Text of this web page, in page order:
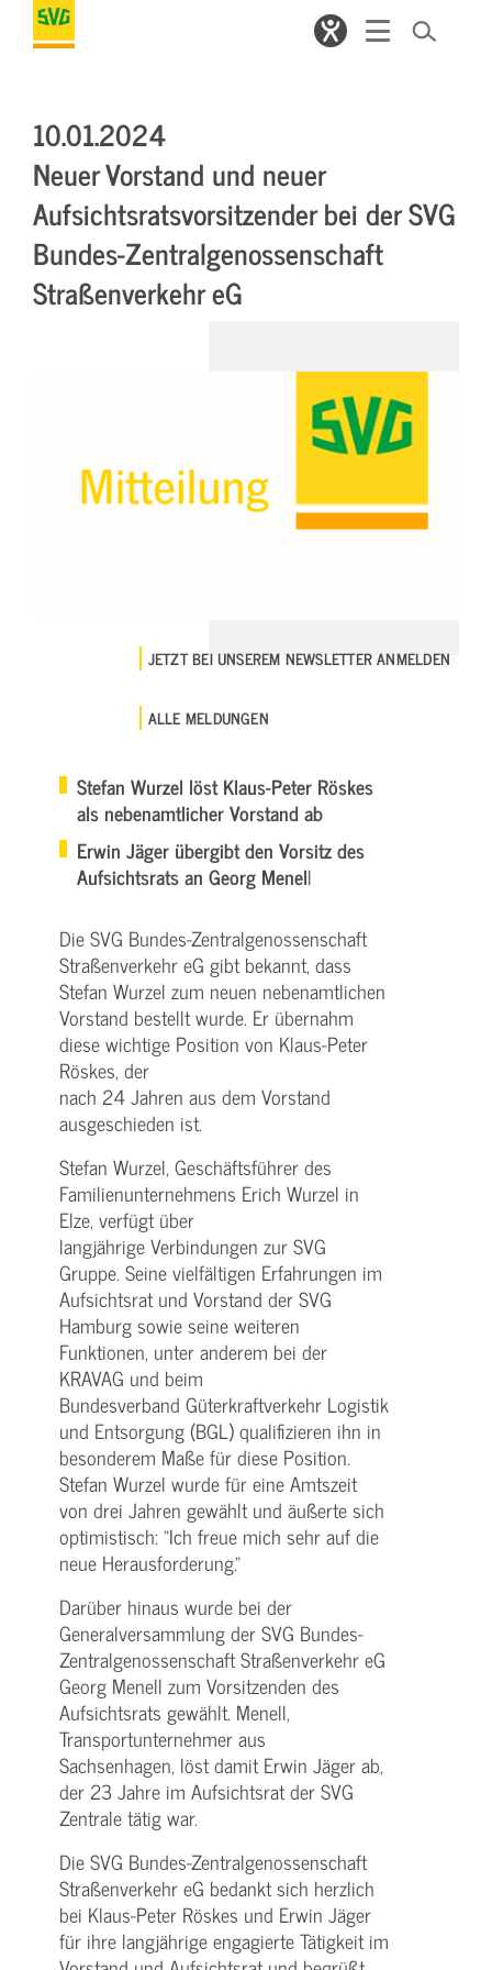
10.01.2024
Neuer Vorstand und neuer
Aufsichtsratsvorsitzender bei der SVG
Bundes-Zentralgenossenschaft
Straßenverkehr eG
JETZT BEI UNSEREM NEWSLETTER ANMELDEN
ALLE MELDUNGEN
Stefan Wurzel löst Klaus-Peter Röskes
als nebenamtlicher Vorstand ab
Erwin Jäger übergibt den Vorsitz des
Aufsichtsrats an Georg Menell
Die SVG Bundes-Zentralgenossenschaft
Straßenverkehr eG gibt bekannt, dass
Stefan Wurzel zum neuen nebenamtlichen
Vorstand bestellt wurde. Er übernahm
diese wichtige Position von Klaus-Peter
Röskes, der
nach 24 Jahren aus dem Vorstand
ausgeschieden ist.
Stefan Wurzel, Geschäftsführer des
Familienunternehmens Erich Wurzel in
Elze, verfügt über
langjährige Verbindungen zur SVG
Gruppe. Seine vielfältigen Erfahrungen im
Aufsichtsrat und Vorstand der SVG
Hamburg sowie seine weiteren
Funktionen, unter anderem bei der
KRAVAG und beim
Bundesverband Güterkraftverkehr Logistik
und Entsorgung (BGL) qualifizieren ihn in
besonderem Maße für diese Position.
Stefan Wurzel wurde für eine Amtszeit
von drei Jahren gewählt und äußerte sich
optimistisch: "Ich freue mich sehr auf die
neue Herausforderung."
Darüber hinaus wurde bei der
Generalversammlung der SVG Bundes-
Zentralgenossenschaft Straßenverkehr eG
Georg Menell zum Vorsitzenden des
Aufsichtsrats gewählt. Menell,
Transportunternehmer aus
Sachsenhagen, löst damit Erwin Jäger ab,
der 23 Jahre im Aufsichtsrat der SVG
Zentrale tätig war.
Die SVG Bundes-Zentralgenossenschaft
Straßenverkehr eG bedankt sich herzlich
bei Klaus-Peter Röskes und Erwin Jäger
für ihre langjährige engagierte Tätigkeit im